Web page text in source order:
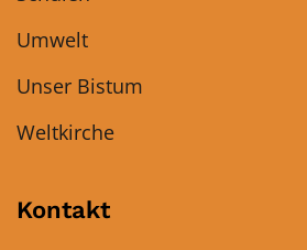
Umwelt
Unser Bistum
Weltkirche
Kontakt